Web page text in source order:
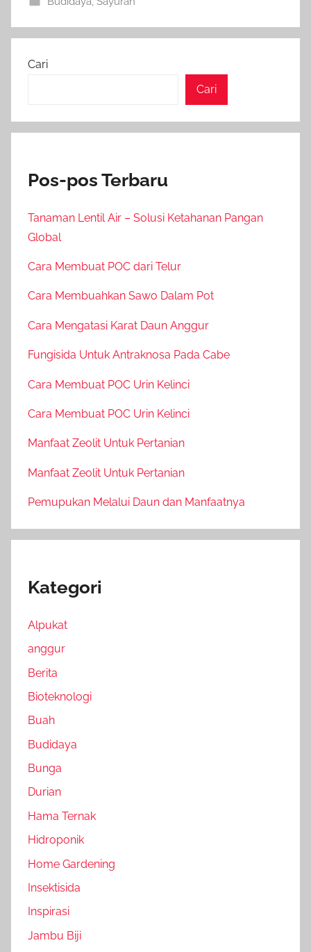
Cari
Cari
Pos-pos Terbaru
Tanaman Lentil Air – Solusi Ketahanan Pangan
Global
Cara Membuat POC dari Telur
Cara Membuahkan Sawo Dalam Pot
Cara Mengatasi Karat Daun Anggur
Fungisida Untuk Antraknosa Pada Cabe
Cara Membuat POC Urin Kelinci
Cara Membuat POC Urin Kelinci
Manfaat Zeolit Untuk Pertanian
Manfaat Zeolit Untuk Pertanian
Pemupukan Melalui Daun dan Manfaatnya
Kategori
Alpukat
anggur
Berita
Bioteknologi
Buah
Budidaya
Bunga
Durian
Hama Ternak
Hidroponik
Home Gardening
Insektisida
Inspirasi
Jambu Biji